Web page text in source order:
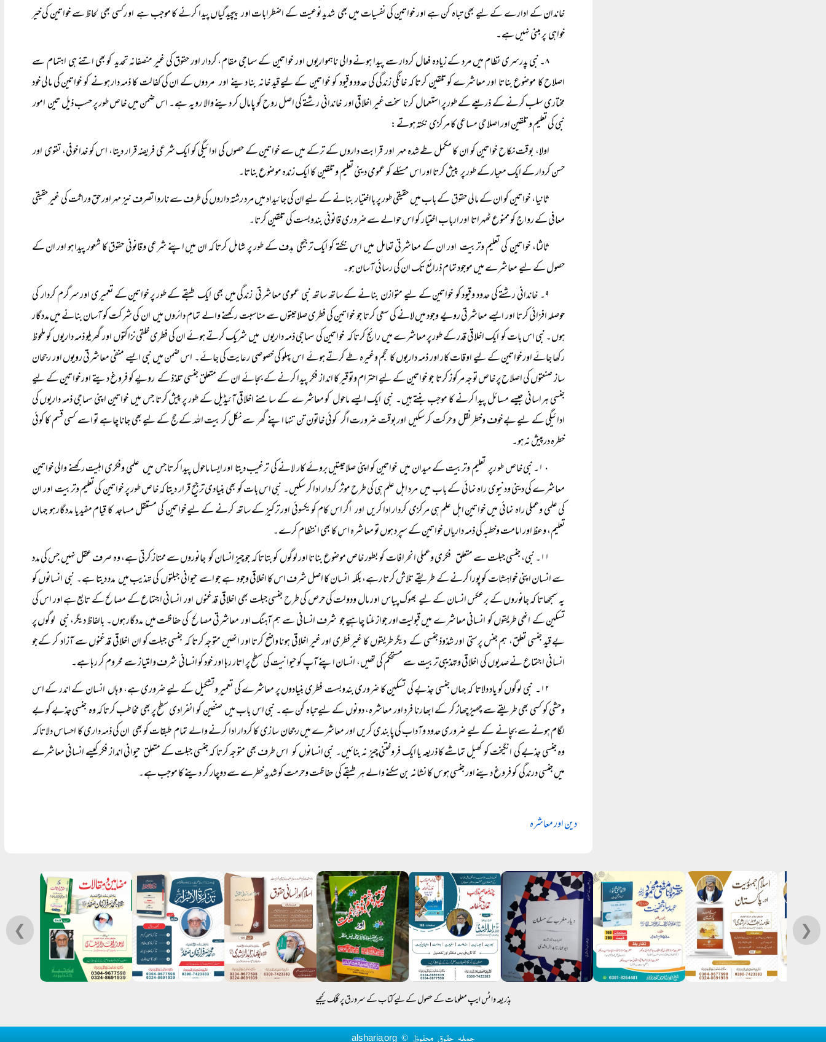
خاندان کے ادارے کے لیے بھی تباہ کن ہے اور خواتین کی نفسیات میں بھی شدید نوعیت کے اضطرابات اور پیچیدگیاں پیدا کرنے کا موجب ہے او رکسی بھی لحاظ سے خواتین کی خیر
خواہی پر مبنی نہیں ہے۔
۸۔ نبی پدرسری نظام میں مرد کے زیادہ فعال کردار سے پیدا ہونے والی ناہمواریوں اور خواتین کے سماجی مقام، کردار اور حقوق کی غیر منصفانہ تحدید کو بھی اتنے ہی اہتمام سے
اصلاح کا موضوع بناتا اور معاشرے کو تلقین کرتا کہ خانگی زندگی کی حدود وقیود کو خواتین کے لیے قید خانہ بنا دینے اور مردوں کے ان کی کفالت کا ذمہ دار ہونے کو خواتین کی مالی خود
مختاری سلب کرنے کے ذریعے کے طور پر استعمال کرنا سخت غیر اخلاقی اور خاندانی رشتے کی اصل روح کو پامال کر دینے والا رویہ ہے۔ اس ضمن میں خاص طور پر حسب ذیل تین امور
نبی کی تعلیم وتلقین اور اصلاحی مساعی کا مرکزی نکتہ ہوتے:
اولا، بوقت نکاح خواتین کو ان کا مکمل طے شدہ مہر اور قرابت داروں کے ترکے میں سے خواتین کے حصوں کی ادائیگی کو ایک شرعی فریضہ قرار دیتا، اس کو خدا خوفی، تقوی اور
حسن کردار کے ایک معیار کے طور پر پیش کرتا اور اس مسئلے کو عمومی دینی تعلیم وتلقین کا ایک زندہ موضوع بناتا۔
ثانیا، خواتین کو ان کے مالی حقوق کے باب میں حقیقی طور پر بااختیار بنانے کے لیے ان کی جائیداد میں مرد رشتہ داروں کی طرف سے ناروا تصرف نیز مہر اور حق وراثت کی غیر حقیقی
معافی کے رواج کو ممنوع ٹھہراتا اور ارباب اختیار کو اس حوالے سے ضروری قانونی بندوبست کی تلقین کرتا۔
ثالثا، خواتین کی تعلیم وتربیت اور ان کے معاشرتی تعامل میں اس نکتے کو ایک ترجیحی ہدف کے طور پر شامل کرتا کہ ان میں اپنے شرعی وقانونی حقوق کا شعور پیدا ہو اور ان کے
حصول کے لیے معاشرے میں موجود تمام ذرائع تک ان کی رسائی آسان ہو۔
۹۔ خاندانی رشتے کی حدود وقیود کو خواتین کے لیے متوازن بنانے کے ساتھ ساتھ نبی عمومی معاشرتی زندگی میں بھی ایک طبقے کے طور پر خواتین کے تعمیری اور سرگرم کردار کی
حوصلہ افزائی کرتا اور ایسے معاشرتی رویے وجود میں لانے کی سعی کرتا جو خواتین کی فطری صلاحیتوں سے مناسبت رکھنے والے تمام دائروں میں ان کی شرکت کو آسان بنانے میں مددگار
ہوں۔ نبی اس بات کو ایک اخلاقی قدر کے طور پر معاشرے میں رائج کرتا کہ خواتین کی سماجی ذمہ داریوں میں شریک کرتے ہوئے ان کی فطری خلقی نزاکتوں اور گھریلو ذمہ داریوں کو ملحوظ
رکھا جائے اور خواتین کے لیے اوقات کار اور ذمہ داریوں کا حجم وغیرہ طے کرتے ہوئے اس پہلو کی خصوصی رعایت کی جائے۔ اس ضمن میں نبی ایسے منفی معاشرتی رویوں اور رجحان
ساز صنعتوں کی اصلاح پر خاص توجہ مرکوز کرتا جو خواتین کے لیے احترام وتوقیر کا انداز فکر پیدا کرنے کے بجائے ان کے متعلق جنسی تلذذ کے رویے کو فروغ دیتے اور خواتین کے لیے
جنسی ہراسانی جیسے مسائل پیدا کرنے کا موجب بنتے ہیں۔ نبی ایک ایسے ماحول کو معاشرے کے سامنے اخلاقی آئیڈیل کے طور پر پیش کرتا جس میں خواتین اپنی سماجی ذمہ داریوں کی
ادائیگی کے لیے بے خوف وخطر نقل وحرکت کر سکیں اور بوقت ضرورت اگر کوئی خاتون تن تنہا اپنے گھر سے نکل کر بیت اللہ کے حج کے لیے بھی جانا چاہے تو اسے کسی قسم کا کوئی
خطرہ درپیش نہ ہو۔
۱٠۔ نبی خاص طو رپر تعلیم وتربیت کے میدان میں خواتین کو اپنی صلاحیتیں بروئے کار لانے کی ترغیب دیتا اور ایسا ماحول پیدا کرتا جس میں علمی وفکری اہلیت رکھنے والی خواتین
معاشرے کی دینی ودنیوی راہ نمائی کے باب میں مرد اہل علم ہی کی طرح موثر کردار ادا کر سکیں۔ نبی اس بات کو بھی بنیادی ترجیح قرار دیتا کہ خاص طور پر خواتین کی تعلیم وتربیت اور ان
کی علمی وعملی راہ نمائی میں خواتین اہل علم ہی مرکزی کردار ادا کریں اور اگر اس کام کو یکسوئی اور ترکیز کے ساتھ کرنے کے لیے خواتین کی مستقل مساجد کا قیام مفید یا مددگار ہو جہاں
تعلیم، وعظ اور امامت وخطبہ کی ذمہ داریاں خواتین کے سپرد ہوں تو معاشرہ اس کا بھی انتظام کرے۔
۱۱۔ نبی، جنسی جبلت سے متعلق فکری وعملی انحرافات کو بطور خاص موضوع بناتا اور لوگوں کو بتاتا کہ جو چیز انسان کو جانوروں سے ممتاز کرتی ہے، وہ صرف عقل نہیں جس کی مدد
سے انسان اپنی خواہشات کو پورا کرنے کے طریقے تلاش کرتا رہے، بلکہ انسان کا اصل شرف اس کا اخلاقی وجود ہے جو اسے حیوانی جبلتوں کی تہذیب میں مدد دیتا ہے۔ نبی انسانوں کو
یہ سمجھاتا کہ جانوروں کے برعکس انسان کے لیے بھوک پیاس اور مال ودولت کی حرص کی طرح جنسی جبلت بھی اخلاقی قدغنوں اور انسانی اجتماع کے مصالح کے تابع ہے اور اس کی
تسکین کے انھی طریقوں کو انسانی معاشرے میں قبولیت اور جواز ملنا چاہیے جو شرف انسانی سے ہم آہنگ اور معاشرتی مصالح کی حفاظت میں مددگار ہوں۔ بالفاظ دیگر، نبی لوگوں پر
بے قید جنسی تعلق، ہم جنس پرستی اور شذوذ جنسی کے دیگر طریقوں کا غیر فطری اور غیر اخلاقی ہونا واضح کرتا اور انھیں متوجہ کرتا کہ جنسی جبلت کو ان اخلاقی قدغنوں سے آزاد کر کے جو
انسانی اجتماع نے صدیوں کی اخلاقی وتہذیبی تربیت سے مستحکم کی تھیں، انسان اپنے آپ کو حیوانیت کی سطح پر اتار رہا اور خود کو انسانی شرف وامتیاز سے محروم کر رہا ہے۔
۱۲۔ نبی لوگوں کو یاد دلاتا کہ جہاں جنسی جذبے کی تسکین کا ضروری بندوبست فطری بنیادوں پر معاشرے کی تعمیر وتشکیل کے لیے ضروری ہے، وہاں انسان کے اندر کے اس
وحشی کو کسی بھی طریقے سے چھیڑچھاڑ کر کے ابھارنا فرد اور معاشرہ، دونوں کے لیے تباہ کن ہے۔ نبی اس باب میں صنفین کو انفرادی سطح پر بھی مخاطب کرتا کہ وہ جنسی جذبے کو بے
لگام ہونے سے بچانے کے لیے ضروری حدود وآداب کی پابندی کریں اور معاشرے میں رجحان سازی کا کردار ادا کرنے والے تمام طبقات کو بھی ان کی ذمہ داری کا احساس دلاتا کہ
وہ جنسی جذبے کی انگیخت کو کھیل تماشے کا ذریعہ یا ایک فروختنی چیز نہ بنائیں۔ نبی انسانوں کو اس طرف بھی متوجہ کرتا کہ جنسی جبلت کے متعلق حیوانی انداز فکر کیسے انسانی معاشرے
میں جنسی درندگی کو فروغ دینے اور جنسی ہوس کا نشانہ بن سکنے والے ہر طبقے کی حفاظت وحرمت کو شدید خطرے سے دوچار کر دینے کا موجب ہے۔
دین اور معاشرہ
❮ ❯
بذریعہ واٹس ایپ معلومات کے حصول کے لیے کتاب کے سرورق پر کلک کیجیے
جملہ حقوق محفوظ © alsharia.org